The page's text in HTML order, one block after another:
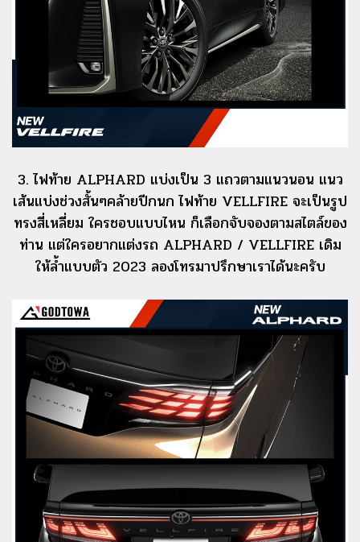
3. ไฟท้าย ALPHARD แบ่งเป็น 3 แถวตามแนวนอน แนว
เส้นแบ่งช่วงสั้นๆคล้ายปีกนก ไฟท้าย VELLFIRE จะเป็นรูป
ทรงสี่เหลี่ยม ใครชอบแบบไหน ก็เลือกจับจองตามสไตล์ของ
ท่าน แต่ใครอยากแต่งรถ ALPHARD / VELLFIRE เดิม
ให้ล้ำแบบตัว 2023 ลองโทรมาปรึกษาเราได้นะครับ